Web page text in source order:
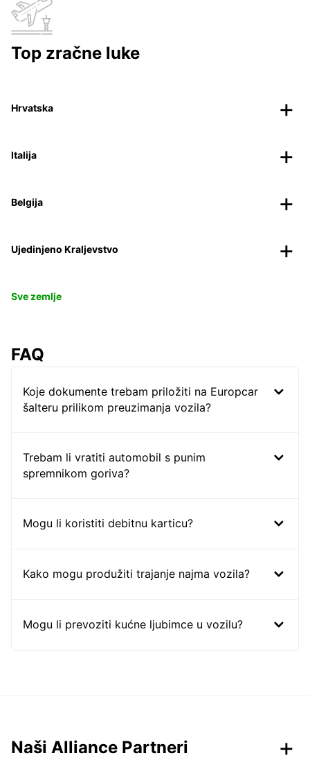
Top zračne luke
Hrvatska
Italija
Belgija
Ujedinjeno Kraljevstvo
Sve zemlje
FAQ
Koje dokumente trebam priložiti na Europcar
šalteru prilikom preuzimanja vozila?
Trebam li vratiti automobil s punim
spremnikom goriva?
Mogu li koristiti debitnu karticu?
Kako mogu produžiti trajanje najma vozila?
Mogu li prevoziti kućne ljubimce u vozilu?
Naši Alliance Partneri